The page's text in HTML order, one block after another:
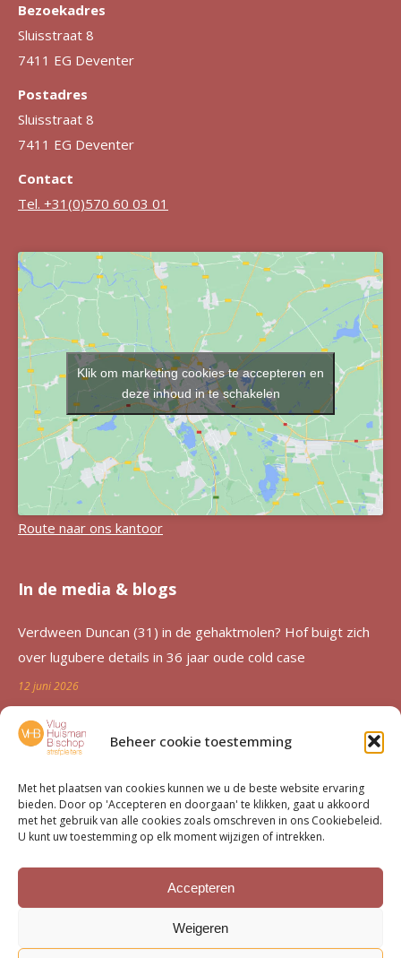
Beheer cookie toestemming
Met het plaatsen van cookies kunnen we u de beste website ervaring
bieden. Door op 'Accepteren en doorgaan' te klikken, gaat u akkoord
met het gebruik van alle cookies zoals omschreven in ons Cookiebeleid.
U kunt uw toestemming op elk moment wijzigen of intrekken.
Accepteren
Weigeren
Bezoekadres
Sluisstraat 8
7411 EG Deventer
Postadres
Sluisstraat 8
7411 EG Deventer
Contact
Tel. +31(0)570 60 03 01
Klik om marketing cookies te accepteren en
deze inhoud in te schakelen
Route naar ons kantoor
In de media & blogs
Verdween Duncan (31) in de gehaktmolen? Hof buigt zich
over lugubere details in 36 jaar oude cold case
12 juni 2026
Zutphen al 36 jaar in de ban van verdwijning Duncan
Zwakke: ‘Een etterende wond voor de familie’
Advocatenechtpaar Knoops bestraft door tuchtrechter om
excessief declareren
1 juni 2026
Van moord­zaak tot milieu­dossier